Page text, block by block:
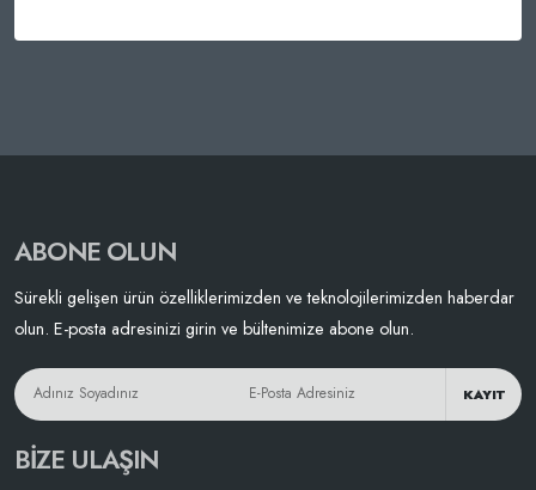
ABONE OLUN
Sürekli gelişen ürün özelliklerimizden ve teknolojilerimizden haberdar
olun. E-posta adresinizi girin ve bültenimize abone olun.
KAYIT
BIZE ULAŞIN